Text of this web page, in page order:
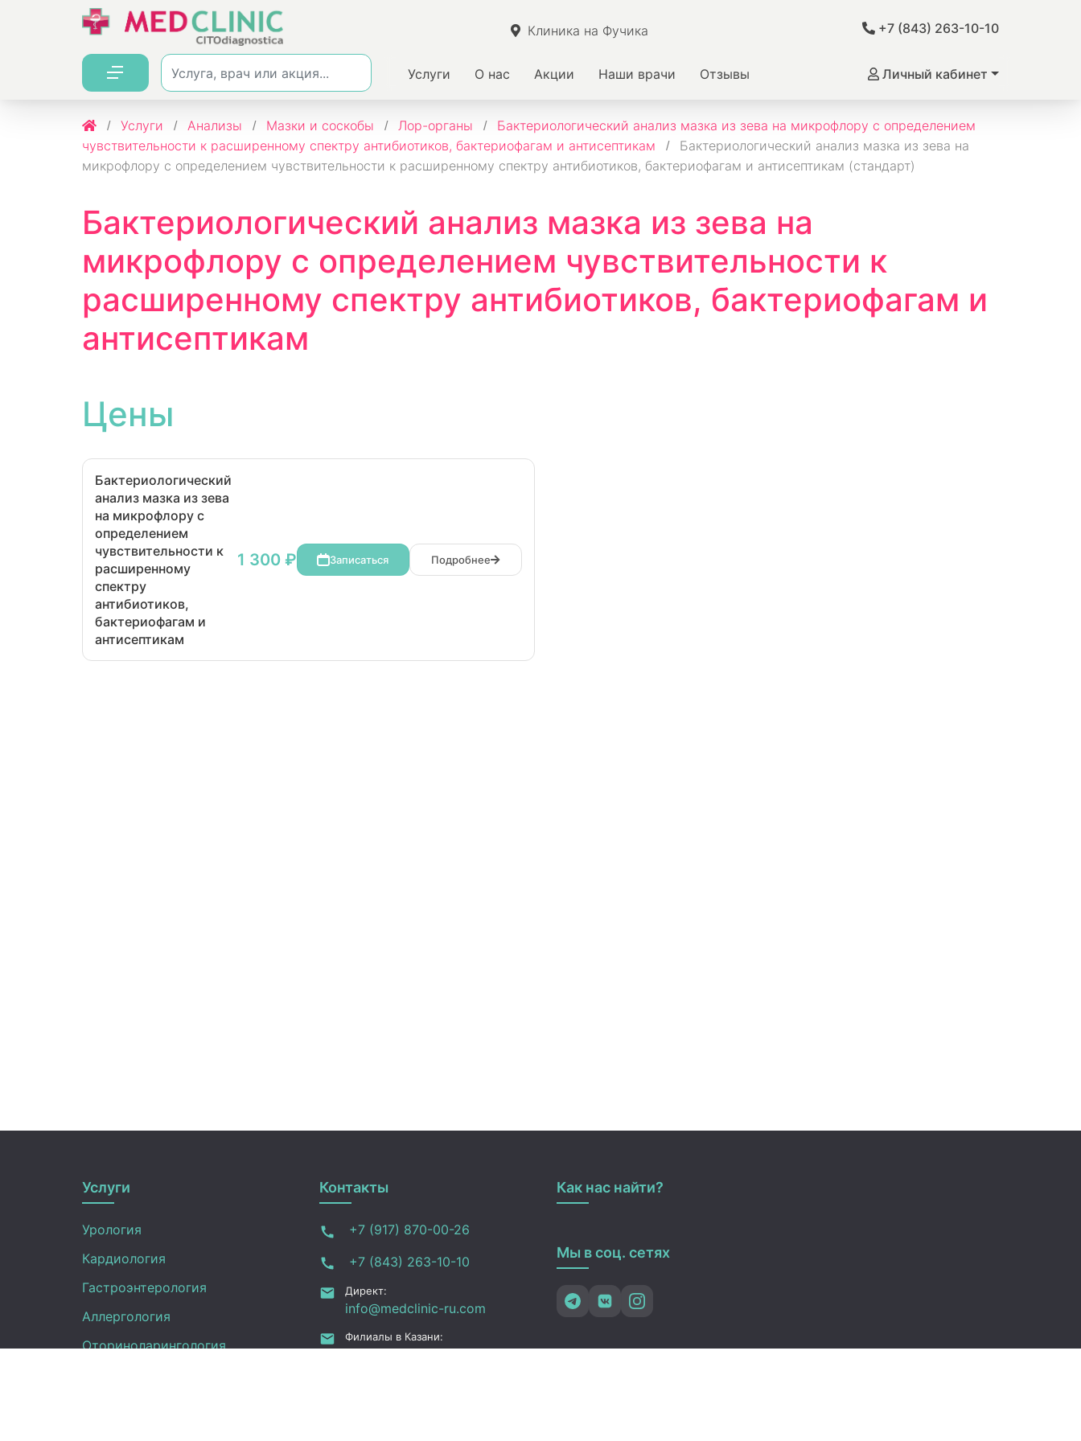
Клиника на Фучика +7 (843) 263-10-10
Услуги О нас Акции Наши врачи Отзывы Личный кабинет
Услуги Анализы Мазки и соскобы Лор-органы
Бактериологический анализ мазка из зева на микрофлору с определением
чувствительности к расширенному спектру антибиотиков, бактериофагам и антисептикам
Бактериологический анализ мазка из зева на
микрофлору с определением чувствительности к расширенному спектру антибиотиков, бактериофагам и антисептикам (стандарт)
Бактериологический анализ мазка из зева на
микрофлору с определением чувствительности к
расширенному спектру антибиотиков, бактериофагам и
антисептикам
Цены
Бактериологический
анализ мазка из зева
на микрофлору с
определением
чувствительности к
расширенному
спектру
антибиотиков,
бактериофагам и
антисептикам
1 300 ₽ Записаться Подробнее
Услуги
Урология
Кардиология
Гастроэнтерология
Аллергология
Оториноларингология
Контакты
+7 (917) 870-00-26
+7 (843) 263-10-10
Директ:
info@medclinic-ru.com
Филиалы в Казани:
Как нас найти?
Мы в соц. сетях